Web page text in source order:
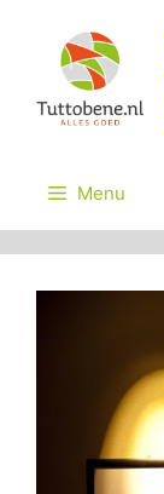
inhoud
Menu